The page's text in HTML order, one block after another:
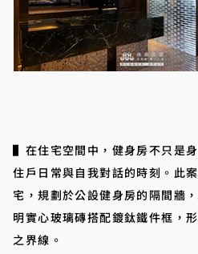
▌在住宅空間中，健身房不只是
住戶日常與自我對話的時刻。此
宅，規劃於公設健身房的隔間牆
明實心玻璃磚搭配鍍鈦鐵件框，
之界線。